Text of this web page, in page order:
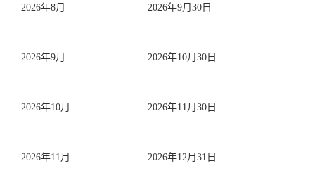
2026年8月 2026年9月30日
2026年9月 2026年10月30日
2026年10月 2026年11月30日
2026年11月 2026年12月31日